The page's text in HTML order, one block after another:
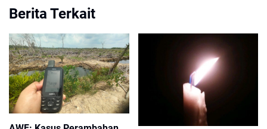
Berita Terkait